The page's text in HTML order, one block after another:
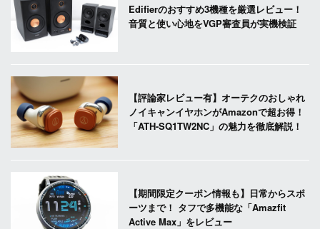
Edifierのおすすめ3機種を厳選レビュー！
音質と使い心地をVGP審査員が実機検証
【評論家レビュー有】オーテクのおしゃれ
ノイキャンイヤホンがAmazonで超お得！
「ATH-SQ1TW2NC」の魅力を徹底解説！
【期間限定クーポン情報も】日常からスポ
ーツまで！ タフで多機能な「Amazfit
Active Max」をレビュー